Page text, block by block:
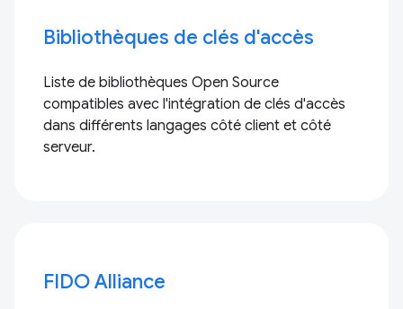
Bibliothèques de clés d'accès
Liste de bibliothèques Open Source
compatibles avec l'intégration de clés d'accès
dans différents langages côté client et côté
serveur.
FIDO Alliance